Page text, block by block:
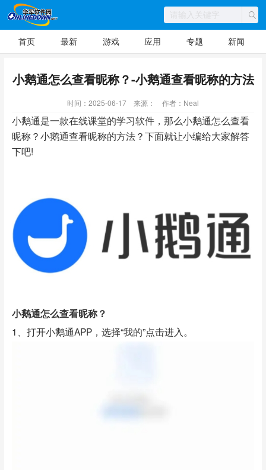
首页 最新 游戏 应用 专题 新闻
小鹅通怎么查看昵称？-小鹅通查看昵称的方法
时间：2025-06-17 来源： 作者：Neal
小鹅通是一款在线课堂的学习软件，那么小鹅通怎么查看
昵称？小鹅通查看昵称的方法？下面就让小编给大家解答
下吧!
小鹅通怎么查看昵称？
1、打开小鹅通APP，选择“我的”点击进入。